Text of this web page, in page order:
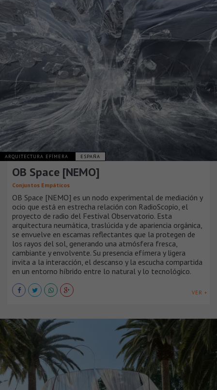
ARQUITECTURA EFÍMERA ESPAÑA
OB Space [NEMO]
Conjuntos Empáticos
OB Space [NEMO] es un nodo experimental de mediación y
ocio que está en estrecha relación con RadioScopio, el
proyecto de radio del Festival Observatorio. Esta
arquitectura neumática, traslúcida y de apariencia orgánica,
se envuelve en escamas reflectantes que la protegen de
los rayos del sol, generando una atmósfera fresca,
cambiante y envolvente. Su presencia efímera y ligera
invita a la interacción, el descanso y la escucha compartida
en un entorno híbrido entre lo natural y lo tecnológico.
VER +